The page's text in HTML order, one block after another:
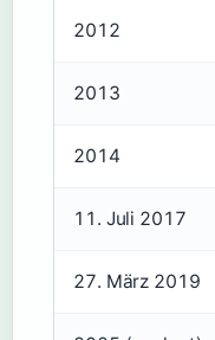
2012
2013
2014
11. Juli 2017
27. März 2019